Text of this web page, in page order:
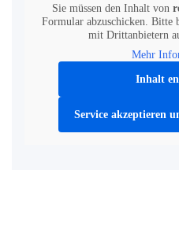
Sie müssen den Inhalt von
Formular abzuschicken. Bitte
mit Drittanbietern
Mehr
Inhalt
Service akzeptieren